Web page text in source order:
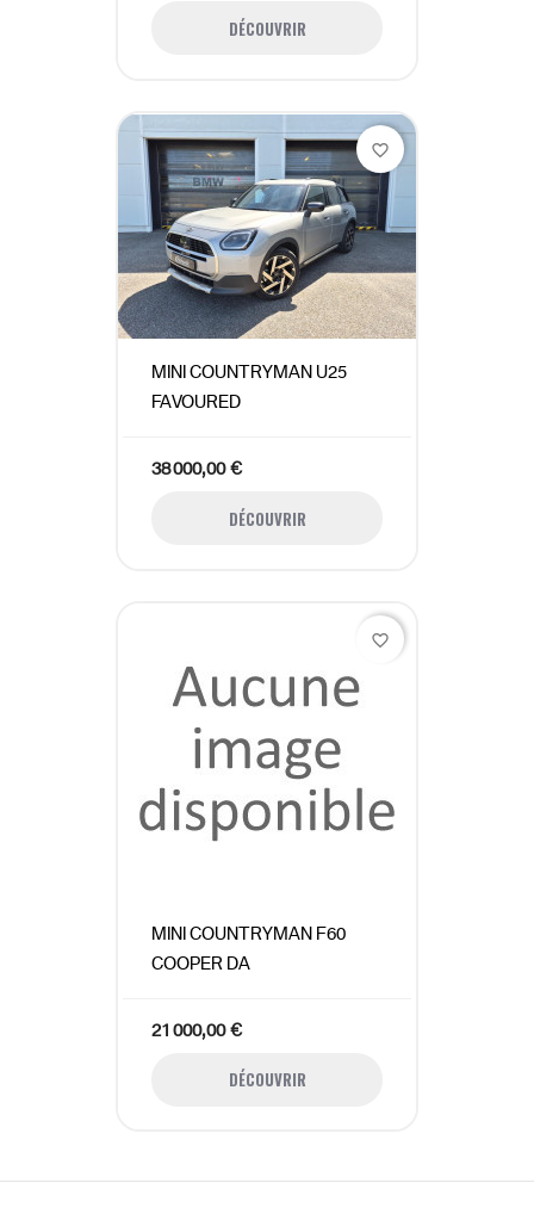
DÉCOUVRIR
MINI COUNTRYMAN U25
FAVOURED
38 000,00 €
DÉCOUVRIR
favorite_border
MINI COUNTRYMAN F60
COOPER DA
21 000,00 €
DÉCOUVRIR
favorite_border